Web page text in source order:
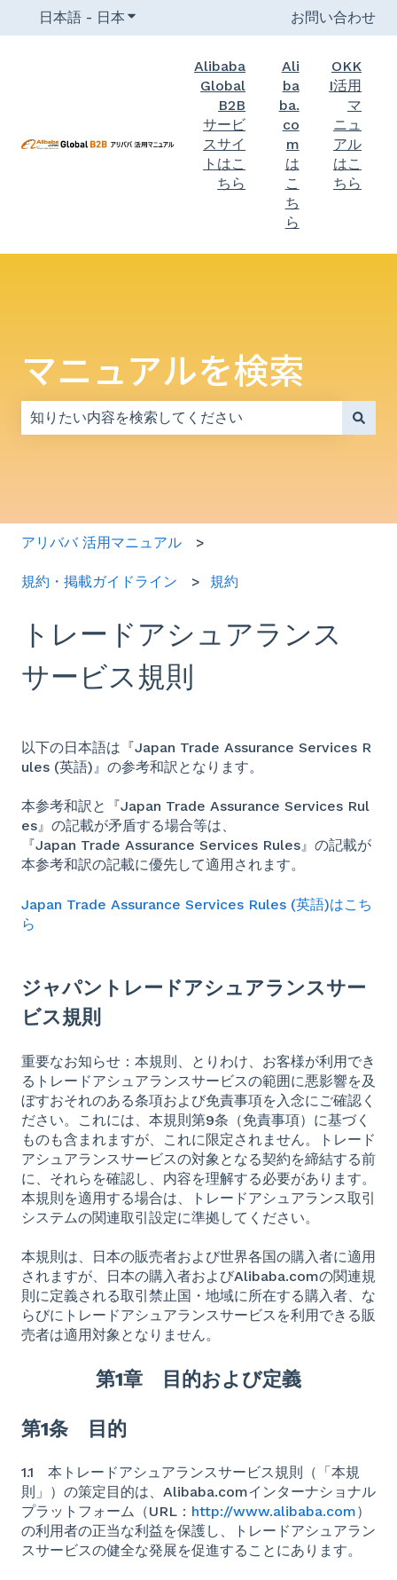
日本語 - 日本 翻訳のサブメニューを表示お問い合わせ
Alibaba
Global
B2B
サービ
スサイ
トはこ
ちら
Ali
ba
ba.
co
m
は
こ
ち
ら
OKK
I活用
マ
ニュ
アル
はこ
ちら
マニュアルを検索
アリババ 活用マニュアル
規約・掲載ガイドライン 規約
トレードアシュアランス
サービス規則
以下の日本語は『Japan Trade Assurance Services R
ules (英語)』の参考和訳となります。
本参考和訳と『Japan Trade Assurance Services Rul
es』の記載が矛盾する場合等は、
『Japan Trade Assurance Services Rules』の記載が
本参考和訳の記載に優先して適用されます。
Japan Trade Assurance Services Rules (英語)はこち
ら
ジャパントレードアシュアランスサー
ビス規則
重要なお知らせ：本規則、とりわけ、お客様が利用でき
るトレードアシュアランスサービスの範囲に悪影響を及
ぼすおそれのある条項および免責事項を入念にご確認く
ださい。これには、本規則第9条（免責事項）に基づく
ものも含まれますが、これに限定されません。トレード
アシュアランスサービスの対象となる契約を締結する前
に、それらを確認し、内容を理解する必要があります。
本規則を適用する場合は、トレードアシュアランス取引
システムの関連取引設定に準拠してください。
本規則は、日本の販売者および世界各国の購入者に適用
されますが、日本の購入者およびAlibaba.comの関連規
則に定義される取引禁止国・地域に所在する購入者、な
らびにトレードアシュアランスサービスを利用できる販
売者は適用対象となりません。
第1章 目的および定義
第1条 目的
1.1 本トレードアシュアランスサービス規則（「本規
則」）の策定目的は、Alibaba.comインターナショナル
プラットフォーム（URL： http://www.alibaba.com）
の利用者の正当な利益を保護し、トレードアシュアラン
スサービスの健全な発展を促進することにあります。